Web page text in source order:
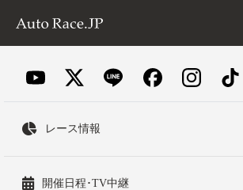
レース情報
開催日程･TV中継